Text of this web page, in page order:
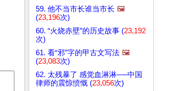
59. 他不当市长谁当市长 🖼️
(23,196次)
60. “火烧赤壁”的历史故事 (23,192
次)
61. 看“邪”字的甲古文写法 🖼️
(23,083次)
62. 太残暴了 感觉血淋淋──中国
律师的震惊愤慨 (23,056次)